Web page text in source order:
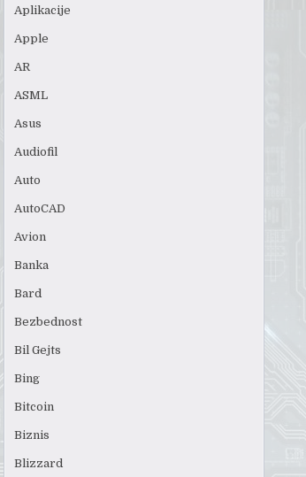
Aplikacije
Apple
AR
ASML
Asus
Audiofil
Auto
AutoCAD
Avion
Banka
Bard
Bezbednost
Bil Gejts
Bing
Bitcoin
Biznis
Blizzard